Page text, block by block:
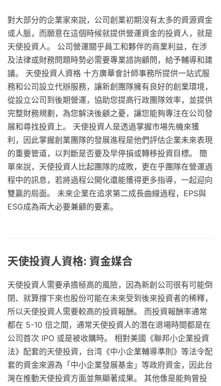
對大部分的企業家來說，公司創業初期沒有太多的資源資金
或人脈，而願意在這個時候就提供營運資金的投資人，就是
天使投資人。 公司營運關乎員工和夥伴的商業利益，在涉
及法律或財務問題時勢必需要專業諮詢顧問，給予輔導和建
議。 天使投資人資格 十方廣華會計師事務所提供一站式服
務和公司設立代辦服務，讓新創團隊擁有良好的創業環境，
從設立公司到後期營運，協助您提高行政團隊效率，並提供
完整財務規劃，為您解決後顧之憂，讓您能夠專注在公司發
展和尋找投資上。 天使投資人是透過掌握市場先機來獲
利，因此掌握創業團隊的發展進程是他們評估企業未來表現
的重要管道，以判斷是否要及早停損或轉移投資目標。 簡
單來說，天使投資人比起團隊的成敗，更在乎團隊在營運過
程中的訊息，若將過程公開化還能獲得更多指導，一起迎向
雙贏的局面。 未來企業在追求第二成長曲線過程，EPS與
ESG成為兩大必要兼顧的要素。
天使投資人資格: 資金媒合
天使投資人需要承擔極高的風險，因為新創公司很有可能倒
閉、就算撐下來也股份可能在未來受到後來投資者的稀釋，
所以天使投資人需要較高的投資報酬。 而投資報酬率通常
都在 5-10 倍之間，通常天使投資人的潛在退場時間都是在
公司首次 IPO 或是被收購時。 相對美國《聯邦小企業投資
法》配套的天使投資，台湾《中小企業輔導準則》等法令配
套的資金來源為「中小企業發展基金」等政府資金，因此台
灣在推動天使投資方面並無顯著成果。 其他像是能夠曾投